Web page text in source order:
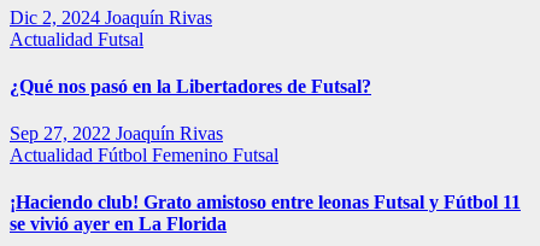
Dic 2, 2024 Joaquín Rivas
Actualidad Futsal
¿Qué nos pasó en la Libertadores de Futsal?
Sep 27, 2022 Joaquín Rivas
Actualidad Fútbol Femenino Futsal
¡Haciendo club! Grato amistoso entre leonas Futsal y Fútbol 11
se vivió ayer en La Florida